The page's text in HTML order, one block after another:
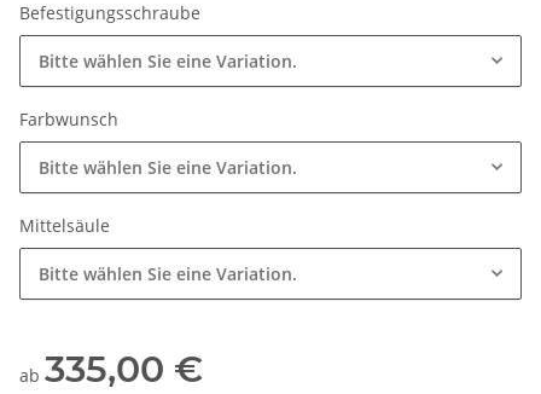
Befestigungsschraube
Bitte wählen Sie eine Variation.
Farbwunsch
Bitte wählen Sie eine Variation.
Mittelsäule
Bitte wählen Sie eine Variation.
ab 335,00 €